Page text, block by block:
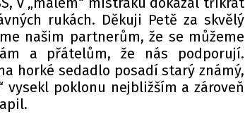
rukách. Děkuji Petě za skvělý
našim partnerům, že se můžeme
a přátelům, že nás podporují.
horké sedadlo posadí starý známý,
vysekl poklonu nejbližším a zároveň